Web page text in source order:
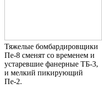
Тяжелые бомбардировщики
Пе-8 сменят со временем и
устаревшие фанерные ТБ-3,
и мелкий пикирующий
Пе-2.